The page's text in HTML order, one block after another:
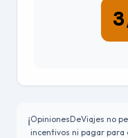
ℹ️OpinionesDeViajes no
incentivos ni pagar para